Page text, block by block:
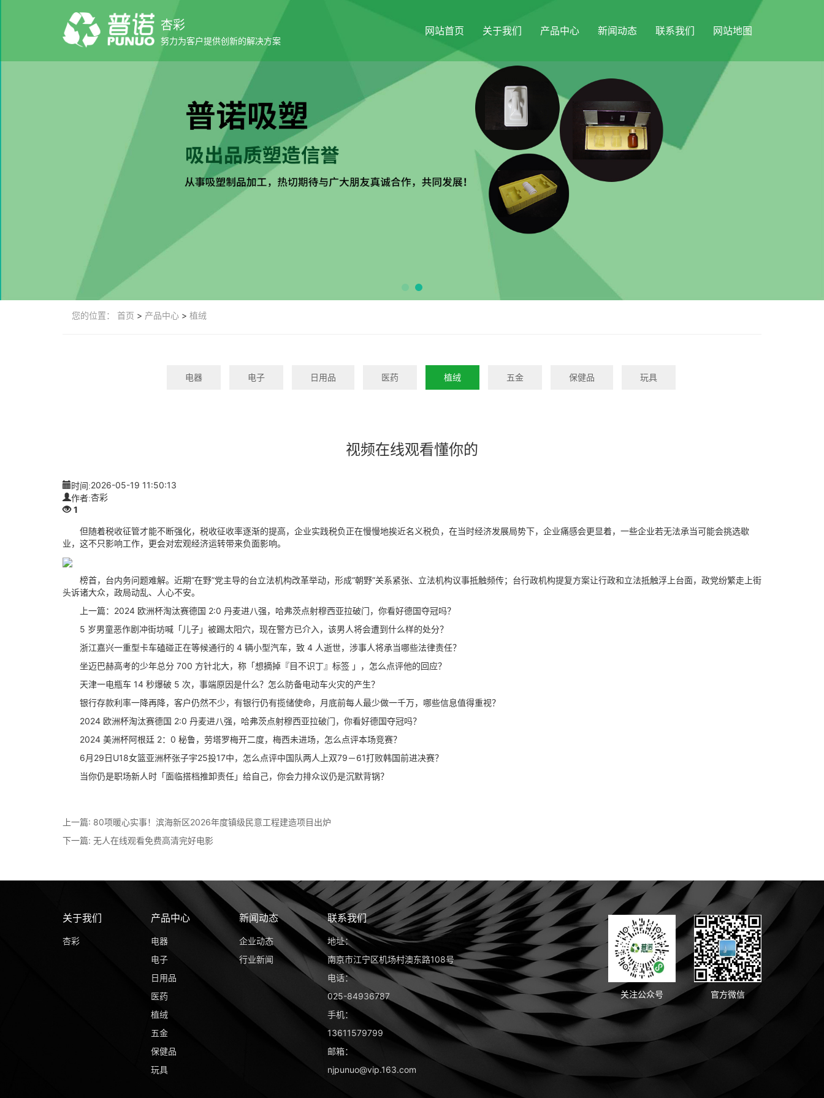
杏彩
努力为客户提供创新的解决方案
网站首页 关于我们 产品中心 新闻动态 联系我们 网站地图
您的位置： 首页 > 产品中心 > 植绒
电器 电子 日用品 医药 植绒 五金 保健品 玩具
视频在线观看懂你的
时间:2026-05-19 11:50:13
作者:杏彩
1
但随着税收征管才能不断强化，税收征收率逐渐的提高，企业实践税负正在慢慢地挨近名义税负，在当时经济发展局势下，企业痛感会更显着，一些企业若无法承当可能会挑选歇
业，这不只影响工作，更会对宏观经济运转带来负面影响。
榜首，台内务问题难解。近期“在野”党主导的台立法机构改革举动，形成“朝野”关系紧张、立法机构议事抵触频传；台行政机构提复方案让行政和立法抵触浮上台面，政党纷繁走上街
头诉诸大众，政局动乱、人心不安。
上一篇：2024 欧洲杯淘汰赛德国 2:0 丹麦进八强，哈弗茨点射穆西亚拉破门，你看好德国夺冠吗？
5 岁男童恶作剧冲街坊喊「儿子」被踢太阳穴，现在警方已介入，该男人将会遭到什么样的处分？
浙江嘉兴一重型卡车磕碰正在等候通行的 4 辆小型汽车，致 4 人逝世，涉事人将承当哪些法律责任？
坐迈巴赫高考的少年总分 700 方针北大，称「想摘掉『目不识丁』标签 」，怎么点评他的回应？
天津一电瓶车 14 秒爆破 5 次，事端原因是什么？怎么防备电动车火灾的产生？
银行存款利率一降再降，客户仍然不少，有银行仍有揽储使命，月底前每人最少做一千万，哪些信息值得重视？
2024 欧洲杯淘汰赛德国 2:0 丹麦进八强，哈弗茨点射穆西亚拉破门，你看好德国夺冠吗？
2024 美洲杯阿根廷 2：0 秘鲁，劳塔罗梅开二度，梅西未进场，怎么点评本场竞赛？
6月29日U18女篮亚洲杯张子宇25投17中，怎么点评中国队两人上双79－61打败韩国前进决赛？
当你仍是职场新人时「面临搭档推卸责任」给自己，你会力排众议仍是沉默背锅？
上一篇: 80项暖心实事！滨海新区2026年度镇级民意工程建造项目出炉
下一篇: 无人在线观看免费高清完好电影
关于我们
杏彩
产品中心
电器
电子
日用品
医药
植绒
五金
保健品
玩具
新闻动态
企业动态
行业新闻
联系我们
地址：
南京市江宁区机场村澳东路108号
电话：
025-84936787
手机：
13611579799
邮箱：
njpunuo@vip.163.com
官方微信
关注公众号